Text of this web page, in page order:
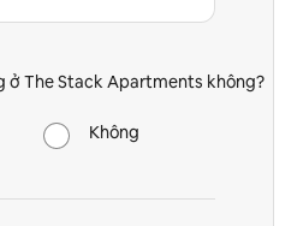
ở The Stack Apartments không?
Không